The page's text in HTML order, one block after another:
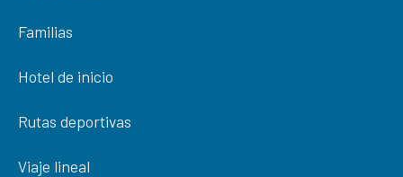
Familias
Hotel de inicio
Rutas deportivas
Viaje lineal